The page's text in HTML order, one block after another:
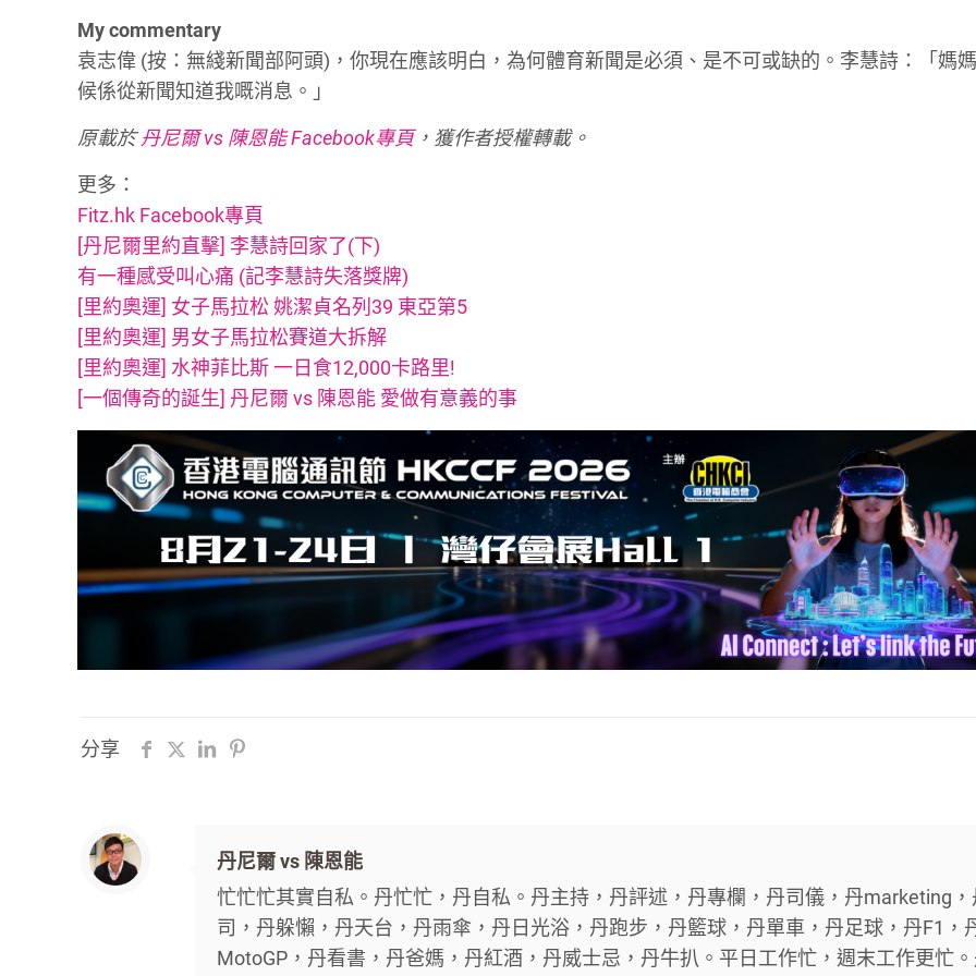
My commentary
袁志偉 (按：無綫新聞部阿頭)，你現在應該明白，為何體育新聞是必須、是不可或缺的。李慧詩：「媽
候係從新聞知道我嘅消息。」
原載於丹尼爾 vs 陳恩能 Facebook專頁，獲作者授權轉載。
更多：
Fitz.hk Facebook專頁
[丹尼爾里約直擊] 李慧詩回家了(下)
有一種感受叫心痛 (記李慧詩失落獎牌)
[里約奧運] 女子馬拉松 姚潔貞名列39 東亞第5
[里約奧運] 男女子馬拉松賽道大拆解
[里約奧運] 水神菲比斯 一日食12,000卡路里!
[一個傳奇的誕生] 丹尼爾 vs 陳恩能 愛做有意義的事
分享
丹尼爾 vs 陳恩能
忙忙忙其實自私。丹忙忙，丹自私。丹主持，丹評述，丹專欄，丹司儀，丹marketing
司，丹躲懶，丹天台，丹雨傘，丹日光浴，丹跑步，丹籃球，丹單車，丹足球，丹F1，
MotoGP，丹看書，丹爸媽，丹紅酒，丹威士忌，丹牛扒。平日工作忙，週末工作更忙